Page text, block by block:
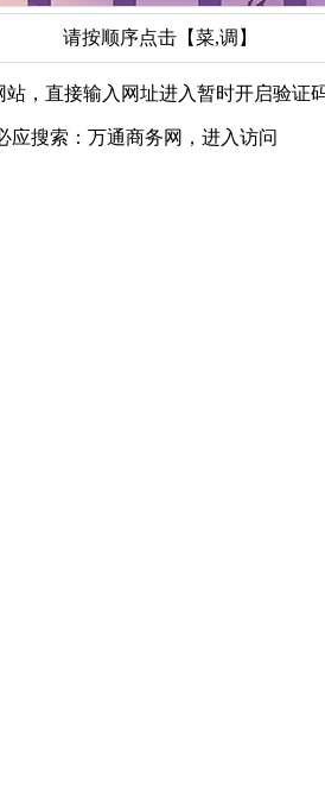
请按顺序点击【菜,调】
，直接输入网址进入暂时开启验证
应搜索：万通商务网，进入访问